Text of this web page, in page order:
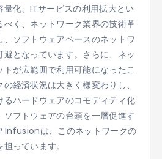
化、ITサービスの利用拡大とい
べく、ネットワーク業界の技術革
ソフトウェアベースのネットワ
となっています。さらに、ネッ
トが広範囲で利用可能になったこ
経済状況は大きく様変わりし、
るハードウェアのコモディティ化
フトウェアの台頭を一層促進す
Infusionは、このネットワークの
っています。